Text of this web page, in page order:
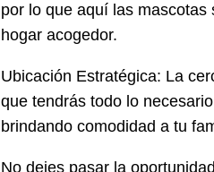
por lo que aquí las
hogar acogedor.
Ubicación Estratégica: La
que tendrás todo lo
brindando comodidad a tu
No dejes pasar la